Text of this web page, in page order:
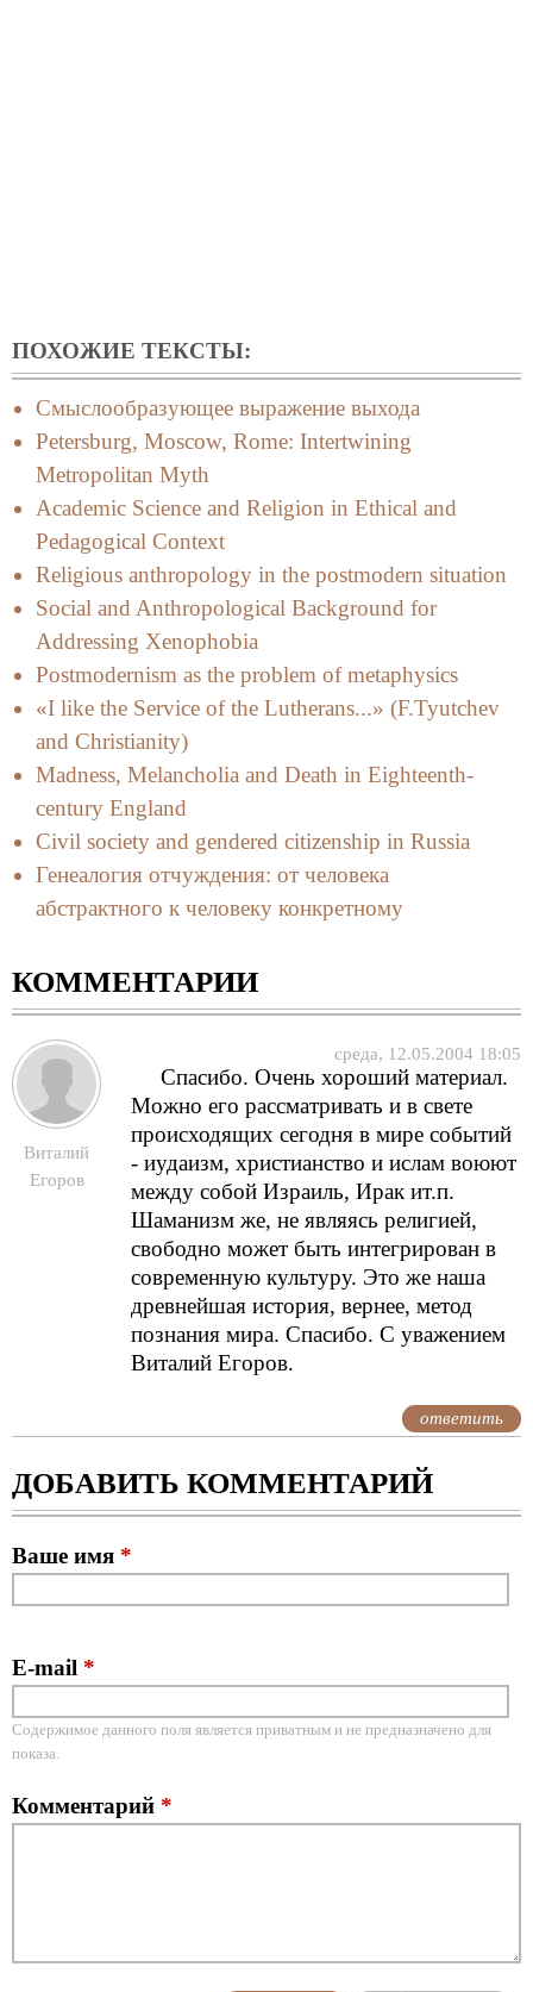
ПОХОЖИЕ ТЕКСТЫ:
Cмыслообразующее выражение выхода
Petersburg, Moscow, Rome: Intertwining
Metropolitan Myth
Academic Science and Religion in Ethical and
Pedagogical Context
Religious anthropology in the postmodern situation
Social and Anthropological Background for
Addressing Xenophobia
Postmodernism as the problem of metaphysics
«I like the Service of the Lutherans...» (F.Tyutchev
and Christianity)
Madness, Melancholia and Death in Eighteenth-
century England
Civil society and gendered citizenship in Russia
Генеалогия отчуждения: от человека
абстрактного к человеку конкретному
КОММЕНТАРИИ
Виталий
Егоров
среда, 12.05.2004 18:05
Спасибо. Очень хороший материал.
Можно его рассматривать и в свете
происходящих сегодня в мире событий
- иудаизм, христианство и ислам воюют
между собой Израиль, Ирак ит.п.
Шаманизм же, не являясь религией,
свободно может быть интегрирован в
современную культуру. Это же наша
древнейшая история, вернее, метод
познания мира. Спасибо. С уважением
Виталий Егоров.
ответить
ДОБАВИТЬ КОММЕНТАРИЙ
Ваше имя *
E-mail *
Содержимое данного поля является приватным и не предназначено для
показа.
Комментарий *